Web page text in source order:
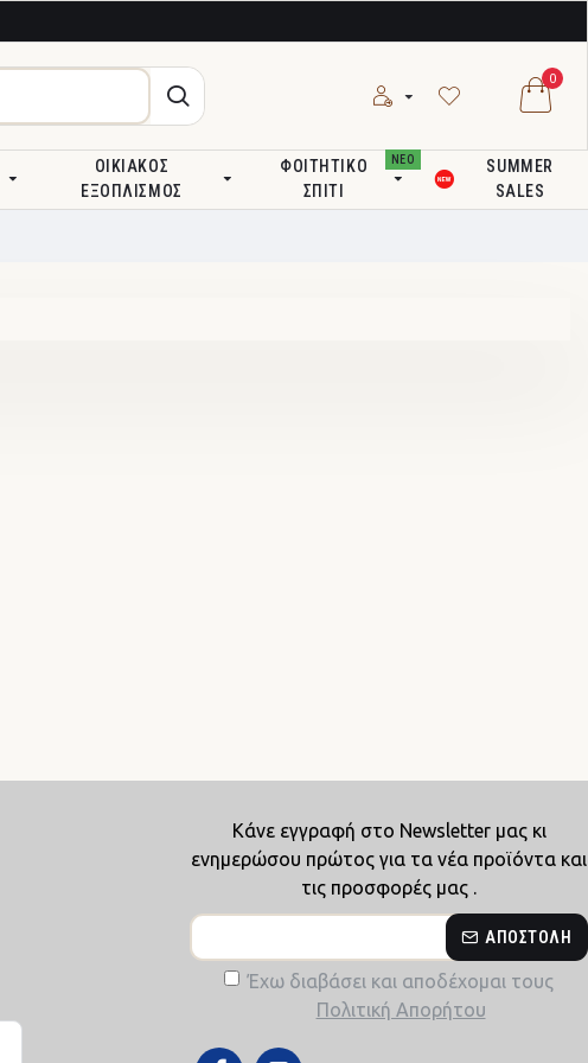
0
ΟΙΚΙΑΚΌΣ
ΕΞΟΠΛΙΣΜΌΣ
ΦΟΙΤΗΤΙΚΌ
ΣΠΊΤΙ
ΝΕΟ
SUMMER
SALES
Κάνε εγγραφή στο Newsletter μας κι
ενημερώσου πρώτος για τα νέα προϊόντα και
τις προσφορές μας .
ΑΠΟΣΤΟΛΉ
Έχω διαβάσει και αποδέχομαι τους
Πολιτική Απορήτου